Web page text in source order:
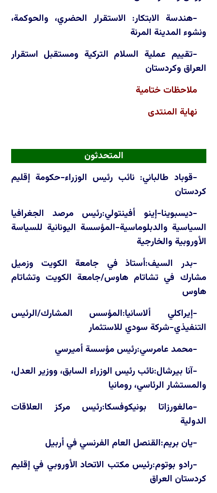
-هندسة الابتكار: الاستقرار الحضري، والحوكمة،
ونشوء المدينة المرنة
-تقييم عملية السلام التركية ومستقبل استقرار
العراق وكردستان
ملاحظات ختامية
نهاية المنتدى
المتحدثون
-قوباد طالباني: نائب رئيس الوزراء-حكومة إقليم
كردستان
-ديسبوينا-إينو أفينتولي:رئيس مرصد الجغرافيا
السياسية والدبلوماسية-المؤسسة اليونانية للسياسة
الأوروبية والخارجية
-بدر السيف:أستاذ في جامعة الكويت وزميل
مشارك في تشاتام هاوس/جامعة الكويت وتشاتام
هاوس
-إيراكلي ألاسانيا:المؤسس المشارك/الرئيس
التنفيذي-شركة سودي للاستثمار
-محمد عامرسي:رئيس مؤسسة أميرسي
-آنا بيرشال:نائب رئيس الوزراء السابق، ووزير العدل،
والمستشار الرئاسي، رومانيا
-مالغورزاتا بونيكوفسكا:رئيس مركز العلاقات
الدولية
-يان بريم:القنصل العام الفرنسي في أربيل
-رادو بوتوم:رئيس مكتب الاتحاد الأوروبي في إقليم
كردستان العراق